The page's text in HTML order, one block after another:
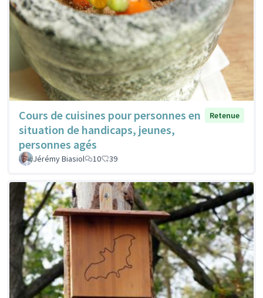
Cours de cuisines pour personnes en
situation de handicaps, jeunes,
personnes agés
Retenue
Jérémy Biasiol 10 39